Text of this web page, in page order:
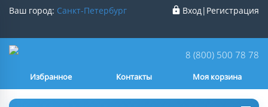
Ваш город: Санкт-Петербург
Нет
Вход| Регистрация
8 (800) 500 78 78
Контакты
Избранное Моя корзина